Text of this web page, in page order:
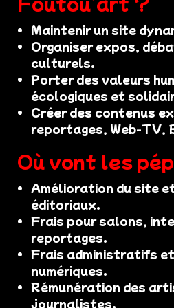
Maintenir un site
Organiser expos,
culturels.
Porter des valeurs
écologiques et
Créer des contenus
reportages, Web-TV,
Où vont les
Amélioration du site
éditoriaux.
Frais pour salons,
reportages.
Frais administratifs
numériques.
Rémunération des
journalistes.